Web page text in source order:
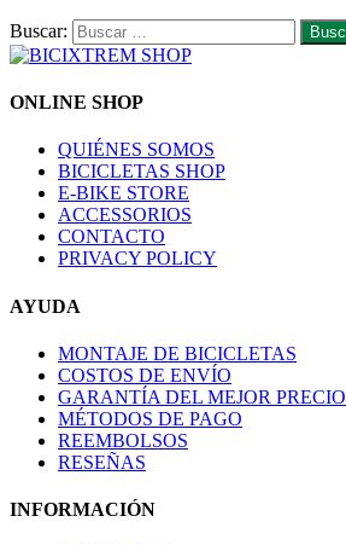
Buscar:
ONLINE SHOP
QUIÉNES SOMOS
BICICLETAS SHOP
E-BIKE STORE
ACCESSORIOS
CONTACTO
PRIVACY POLICY
AYUDA
MONTAJE DE BICICLETAS
COSTOS DE ENVÍO
GARANTÍA DEL MEJOR PRECIO
MÉTODOS DE PAGO
REEMBOLSOS
RESEÑAS
INFORMACIÓN